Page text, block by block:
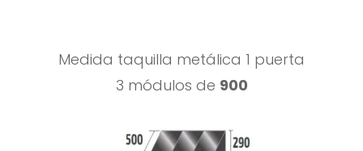
Medida taquilla metálica 1 puerta
3 módulos de 900